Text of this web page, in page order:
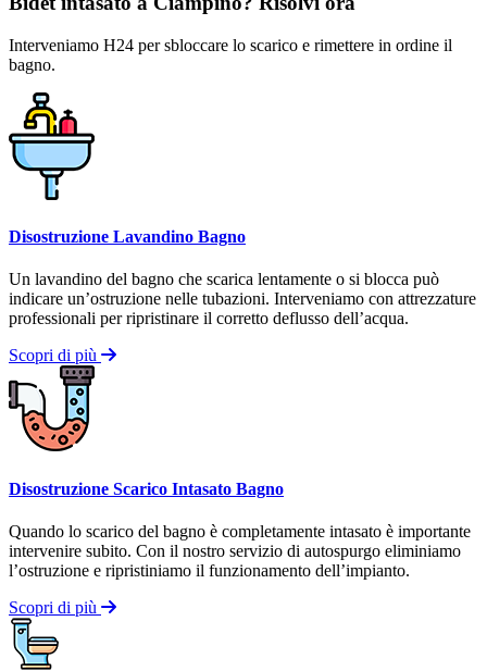
Interveniamo H24 per sbloccare lo scarico e rimettere in ordine il
bagno.
Disostruzione Lavandino Bagno
Un lavandino del bagno che scarica lentamente o si blocca può
indicare un’ostruzione nelle tubazioni. Interveniamo con attrezzature
professionali per ripristinare il corretto deflusso dell’acqua.
Scopri di più
Disostruzione Scarico Intasato Bagno
Quando lo scarico del bagno è completamente intasato è importante
intervenire subito. Con il nostro servizio di autospurgo eliminiamo
l’ostruzione e ripristiniamo il funzionamento dell’impianto.
Scopri di più